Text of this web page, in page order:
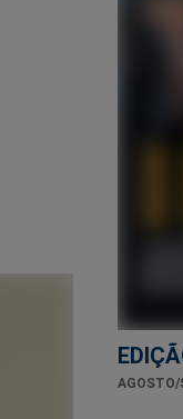
AGOSTO/